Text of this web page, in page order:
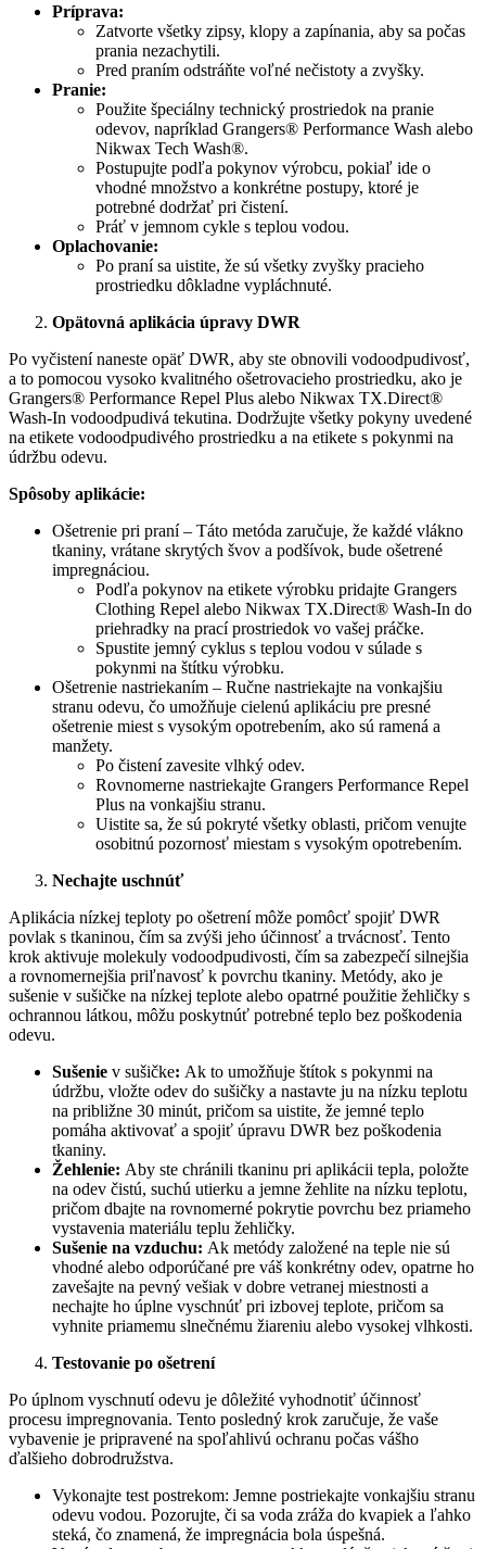
Príprava:
Zatvorte všetky zipsy, klopy a zapínania, aby sa počas
prania nezachytili.
Pred praním odstráňte voľné nečistoty a zvyšky.
Pranie:
Použite špeciálny technický prostriedok na pranie
odevov, napríklad Grangers® Performance Wash alebo
Nikwax Tech Wash®.
Postupujte podľa pokynov výrobcu, pokiaľ ide o
vhodné množstvo a konkrétne postupy, ktoré je
potrebné dodržať pri čistení.
Práť v jemnom cykle s teplou vodou.
Oplachovanie:
Po praní sa uistite, že sú všetky zvyšky pracieho
prostriedku dôkladne vypláchnuté.
Opätovná aplikácia úpravy DWR
Po vyčistení naneste opäť DWR, aby ste obnovili vodoodpudivosť,
a to pomocou vysoko kvalitného ošetrovacieho prostriedku, ako je
Grangers® Performance Repel Plus alebo Nikwax TX.Direct®
Wash-In vodoodpudivá tekutina. Dodržujte všetky pokyny uvedené
na etikete vodoodpudivého prostriedku a na etikete s pokynmi na
údržbu odevu.
Spôsoby aplikácie:
Ošetrenie pri praní – Táto metóda zaručuje, že každé vlákno
tkaniny, vrátane skrytých švov a podšívok, bude ošetrené
impregnáciou.
Podľa pokynov na etikete výrobku pridajte Grangers
Clothing Repel alebo Nikwax TX.Direct® Wash-In do
priehradky na prací prostriedok vo vašej práčke.
Spustite jemný cyklus s teplou vodou v súlade s
pokynmi na štítku výrobku.
Ošetrenie nastriekaním – Ručne nastriekajte na vonkajšiu
stranu odevu, čo umožňuje cielenú aplikáciu pre presné
ošetrenie miest s vysokým opotrebením, ako sú ramená a
manžety.
Po čistení zavesite vlhký odev.
Rovnomerne nastriekajte Grangers Performance Repel
Plus na vonkajšiu stranu.
Uistite sa, že sú pokryté všetky oblasti, pričom venujte
osobitnú pozornosť miestam s vysokým opotrebením.
Nechajte uschnúť
Aplikácia nízkej teploty po ošetrení môže pomôcť spojiť DWR
povlak s tkaninou, čím sa zvýši jeho účinnosť a trvácnosť. Tento
krok aktivuje molekuly vodoodpudivosti, čím sa zabezpečí silnejšia
a rovnomernejšia priľnavosť k povrchu tkaniny. Metódy, ako je
sušenie v sušičke na nízkej teplote alebo opatrné použitie žehličky s
ochrannou látkou, môžu poskytnúť potrebné teplo bez poškodenia
odevu.
Sušenie v sušičke: Ak to umožňuje štítok s pokynmi na
údržbu, vložte odev do sušičky a nastavte ju na nízku teplotu
na približne 30 minút, pričom sa uistite, že jemné teplo
pomáha aktivovať a spojiť úpravu DWR bez poškodenia
tkaniny.
Žehlenie: Aby ste chránili tkaninu pri aplikácii tepla, položte
na odev čistú, suchú utierku a jemne žehlite na nízku teplotu,
pričom dbajte na rovnomerné pokrytie povrchu bez priameho
vystavenia materiálu teplu žehličky.
Sušenie na vzduchu: Ak metódy založené na teple nie sú
vhodné alebo odporúčané pre váš konkrétny odev, opatrne ho
zavešajte na pevný vešiak v dobre vetranej miestnosti a
nechajte ho úplne vyschnúť pri izbovej teplote, pričom sa
vyhnite priamemu slnečnému žiareniu alebo vysokej vlhkosti.
Testovanie po ošetrení
Po úplnom vyschnutí odevu je dôležité vyhodnotiť účinnosť
procesu impregnovania. Tento posledný krok zaručuje, že vaše
vybavenie je pripravené na spoľahlivú ochranu počas vášho
ďalšieho dobrodružstva.
Vykonajte test postrekom: Jemne postriekajte vonkajšiu stranu
odevu vodou. Pozorujte, či sa voda zráža do kvapiek a ľahko
steká, čo znamená, že impregnácia bola úspešná.